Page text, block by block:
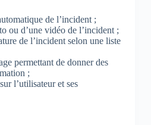
de l’incident ;
ou d’une vidéo de l’incident ;
de l’incident selon une liste
permettant de donner des
;
l’utilisateur et ses